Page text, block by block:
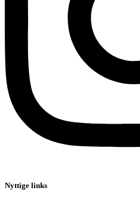
Nyttige links